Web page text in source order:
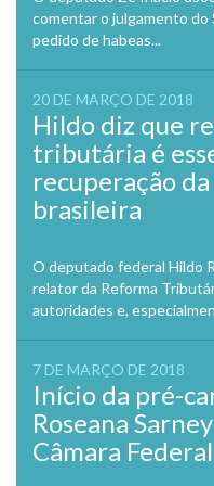
comentar o julgamento do
pedido de habeas...
20 DE MARÇO DE 2018
Hildo diz que
tributária é
recuperação
brasileira
O deputado federal Hildo
relator da Reforma
autoridades e,
7 DE MARÇO DE 2018
Início da pré-
Roseana
Câmara Federal